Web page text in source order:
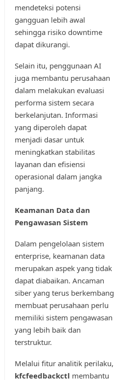
mendeteksi potensi
gangguan lebih awal
sehingga risiko downtime
dapat dikurangi.
Selain itu, penggunaan AI
juga membantu perusahaan
dalam melakukan evaluasi
performa sistem secara
berkelanjutan. Informasi
yang diperoleh dapat
menjadi dasar untuk
meningkatkan stabilitas
layanan dan efisiensi
operasional dalam jangka
panjang.
Keamanan Data dan
Pengawasan Sistem
Dalam pengelolaan sistem
enterprise, keamanan data
merupakan aspek yang tidak
dapat diabaikan. Ancaman
siber yang terus berkembang
membuat perusahaan perlu
memiliki sistem pengawasan
yang lebih baik dan
terstruktur.
Melalui fitur analitik perilaku,
kfcfeedbackctl membantu